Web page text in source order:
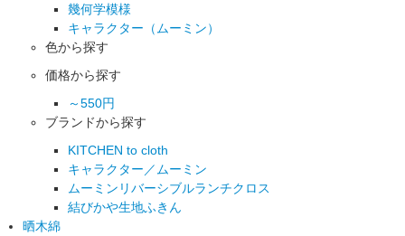
幾何学模様
キャラクター（ムーミン）
色から探す
価格から探す
～550円
ブランドから探す
KITCHEN to cloth
キャラクター／ムーミン
ムーミンリバーシブルランチクロス
結びかや生地ふきん
晒木綿